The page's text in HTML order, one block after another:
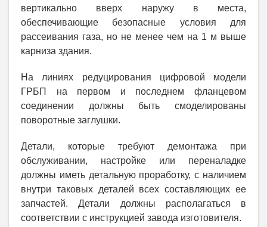
вертикально вверх наружу в места,
обеспечивающие безопасные условия для
рассеивания газа, но не менее чем на 1 м выше
карниза здания.
На линиях редуцирования цифровой модели
ГРБП на первом и последнем фланцевом
соединении должны быть смоделированы
поворотные заглушки.
Детали, которые требуют демонтажа при
обслуживании, настройке или переналадке
должны иметь детальную проработку, с наличием
внутри таковых деталей всех составляющих ее
запчастей. Детали должны располагаться в
соответствии с инструкцией завода изготовителя.